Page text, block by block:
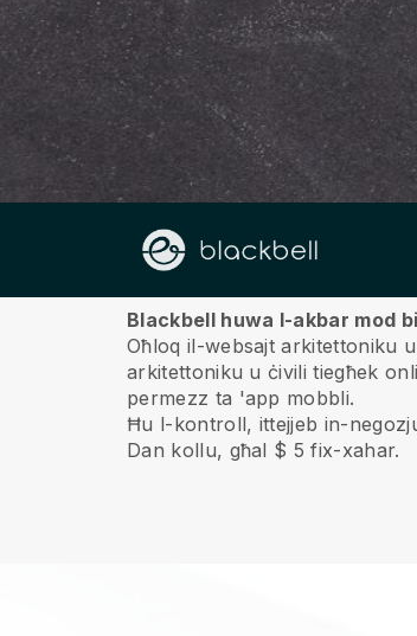
Fuqna
Blackbell huwa l-akbar mod
Oħloq il-websajt arkitettoniku
arkitettoniku u ċivili tiegħek
permezz ta 'app mobbli.
Ħu l-kontroll, ittejjeb in-
Dan kollu, għal $ 5 fix-xahar.